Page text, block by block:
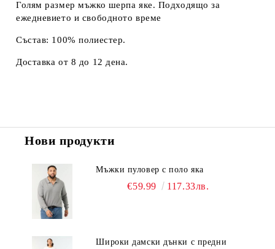
Голям размер мъжко шерпа яке. Подходящо за
ежедневието и свободното време
Състав: 100% полиестер.
Доставка от 8 до 12 дена.
Нови продукти
Мъжки пуловер с поло яка
€59.99 117.33лв.
Широки дамски дънки с предни